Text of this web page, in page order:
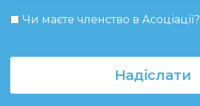
Чи маєте членство в Асоціації?
Надіслати